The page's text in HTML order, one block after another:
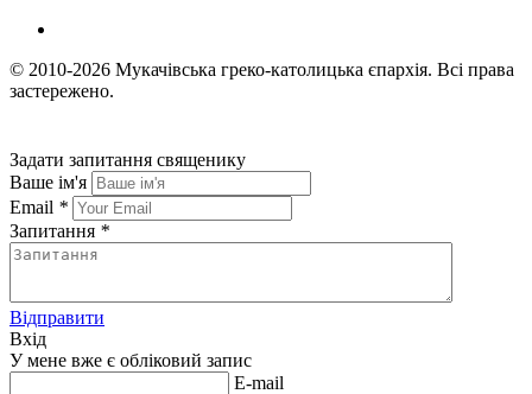
© 2010-2026 Мукачівська греко-католицька єпархія. Всі права
застережено.
Задати запитання священику
Ваше ім'я
Email *
Запитання *
Відправити
Вхід
У мене вже є обліковий запис
E-mail